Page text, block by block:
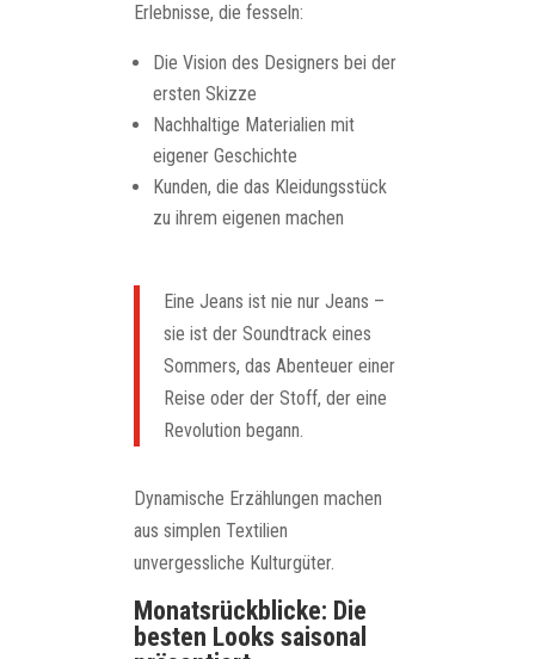
Erlebnisse, die fesseln:
Die Vision des Designers bei der
ersten Skizze
Nachhaltige Materialien mit
eigener Geschichte
Kunden, die das Kleidungsstück
zu ihrem eigenen machen
Eine Jeans ist nie nur Jeans –
sie ist der Soundtrack eines
Sommers, das Abenteuer einer
Reise oder der Stoff, der eine
Revolution begann.
Dynamische Erzählungen machen
aus simplen Textilien
unvergessliche Kulturgüter.
Monatsrückblicke: Die
besten Looks saisonal